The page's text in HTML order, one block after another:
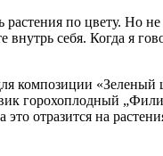
по цвету. Но
внутрь себя. Когда я
композиции
горохоплодный
отразится на